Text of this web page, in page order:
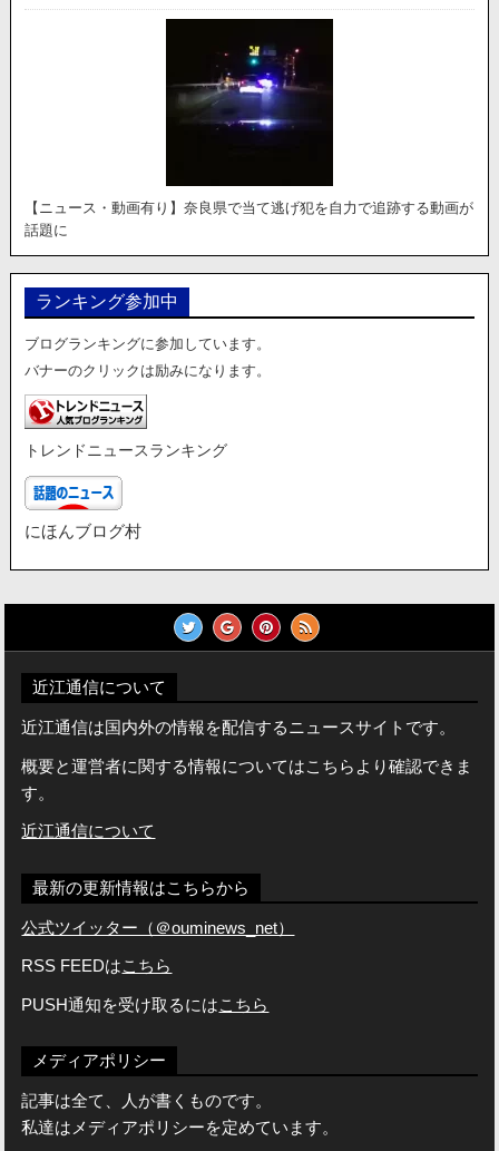
【ニュース・動画有り】奈良県で当て逃げ犯を自力で追跡する動画が
話題に
ランキング参加中
ブログランキングに参加しています。
バナーのクリックは励みになります。
トレンドニュースランキング
にほんブログ村
近江通信について
近江通信は国内外の情報を配信するニュースサイトです。
概要と運営者に関する情報についてはこちらより確認できま
す。
近江通信について
最新の更新情報はこちらから
公式ツイッター（＠ouminews_net）
RSS FEEDはこちら
PUSH通知を受け取るにはこちら
メディアポリシー
記事は全て、人が書くものです。
私達はメディアポリシーを定めています。